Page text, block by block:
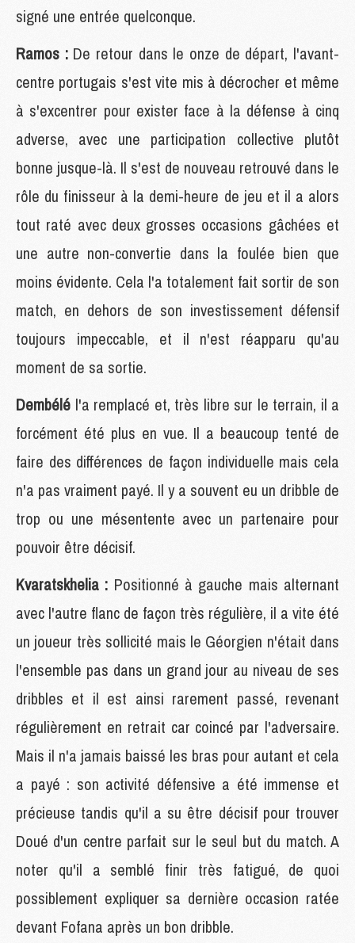
signé une entrée quelconque.
Ramos : De retour dans le onze de départ, l'avant-
centre portugais s'est vite mis à décrocher et même
à s'excentrer pour exister face à la défense à cinq
adverse, avec une participation collective plutôt
bonne jusque-là. Il s'est de nouveau retrouvé dans le
rôle du finisseur à la demi-heure de jeu et il a alors
tout raté avec deux grosses occasions gâchées et
une autre non-convertie dans la foulée bien que
moins évidente. Cela l'a totalement fait sortir de son
match, en dehors de son investissement défensif
toujours impeccable, et il n'est réapparu qu'au
moment de sa sortie.
Dembélé l'a remplacé et, très libre sur le terrain, il a
forcément été plus en vue. Il a beaucoup tenté de
faire des différences de façon individuelle mais cela
n'a pas vraiment payé. Il y a souvent eu un dribble de
trop ou une mésentente avec un partenaire pour
pouvoir être décisif.
Kvaratskhelia : Positionné à gauche mais alternant
avec l'autre flanc de façon très régulière, il a vite été
un joueur très sollicité mais le Géorgien n'était dans
l'ensemble pas dans un grand jour au niveau de ses
dribbles et il est ainsi rarement passé, revenant
régulièrement en retrait car coincé par l'adversaire.
Mais il n'a jamais baissé les bras pour autant et cela
a payé : son activité défensive a été immense et
précieuse tandis qu'il a su être décisif pour trouver
Doué d'un centre parfait sur le seul but du match. A
noter qu'il a semblé finir très fatigué, de quoi
possiblement expliquer sa dernière occasion ratée
devant Fofana après un bon dribble.